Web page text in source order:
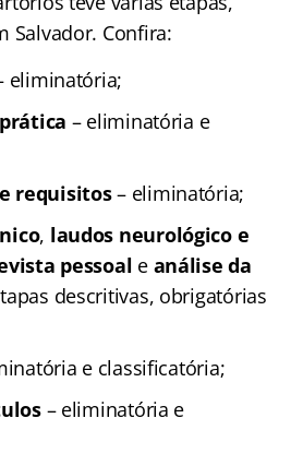
Salvador. Confira:
eliminatória;
– eliminatória e
requisitos– eliminatória;
, laudos neurológico e
pessoal e análise da
descritivas, obrigatórias
e classificatória;
– eliminatória e